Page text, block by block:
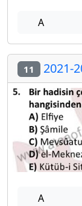
A
11 2021-
A